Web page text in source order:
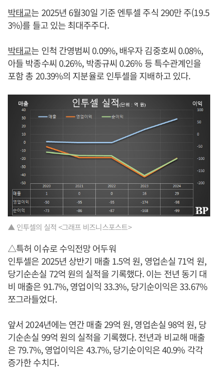
박태교는 2025년 6월30일 기준 엔투셀 주식 290만 주(19.5
3%)를 들고 있는 최대주주다.
박태교는 인척 간영범씨 0.09%, 배우자 김중호씨 0.08%,
아들 박종수씨 0.26%, 박종규씨 0.26% 등 특수관계인을
포함 총 20.39%의 지분율로 인투셀을 지배하고 있다.
▲ 인투셀의 실적 <그래프 비즈니스포스트>
△특허 이슈로 수익전망 어두워
인투셀은 2025년 상반기 매출 1.5억 원, 영업손실 71억 원,
당기순손실 72억 원의 실적을 기록했다. 이는 전년 동기 대
비 매출은 91.7%, 영업이익 33.3%, 당기순이익은 33.67%
쪼그라들었다.
앞서 2024년에는 연간 매출 29억 원, 영업손실 98억 원, 당
기순손실 99억 원의 실적을 기록했다. 전년과 비교해 매출
은 79.7%, 영업이익은 43.7%, 당기순이익은 40.9% 각각
증가한 수치다.